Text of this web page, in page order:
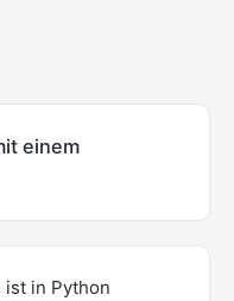
einem
in Python